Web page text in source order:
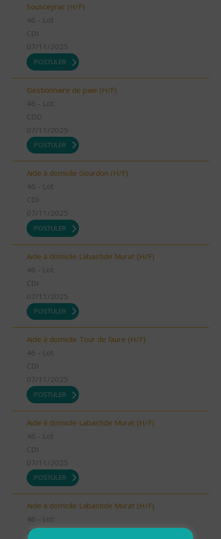
Sousceyrac (H/F)
46 - Lot
CDI
07/11/2025
POSTULER
Gestionnaire de paie (H/F)
46 - Lot
CDD
07/11/2025
POSTULER
Aide à domicile Gourdon (H/F)
46 - Lot
CDI
07/11/2025
POSTULER
Aide à domicile Labastide Murat (H/F)
46 - Lot
CDI
07/11/2025
POSTULER
Aide à domicile Tour de faure (H/F)
46 - Lot
CDI
07/11/2025
POSTULER
Aide à domicile Labastide Murat (H/F)
46 - Lot
CDI
07/11/2025
POSTULER
Aide à domicile Labastide Murat (H/F)
46 - Lot
CDI